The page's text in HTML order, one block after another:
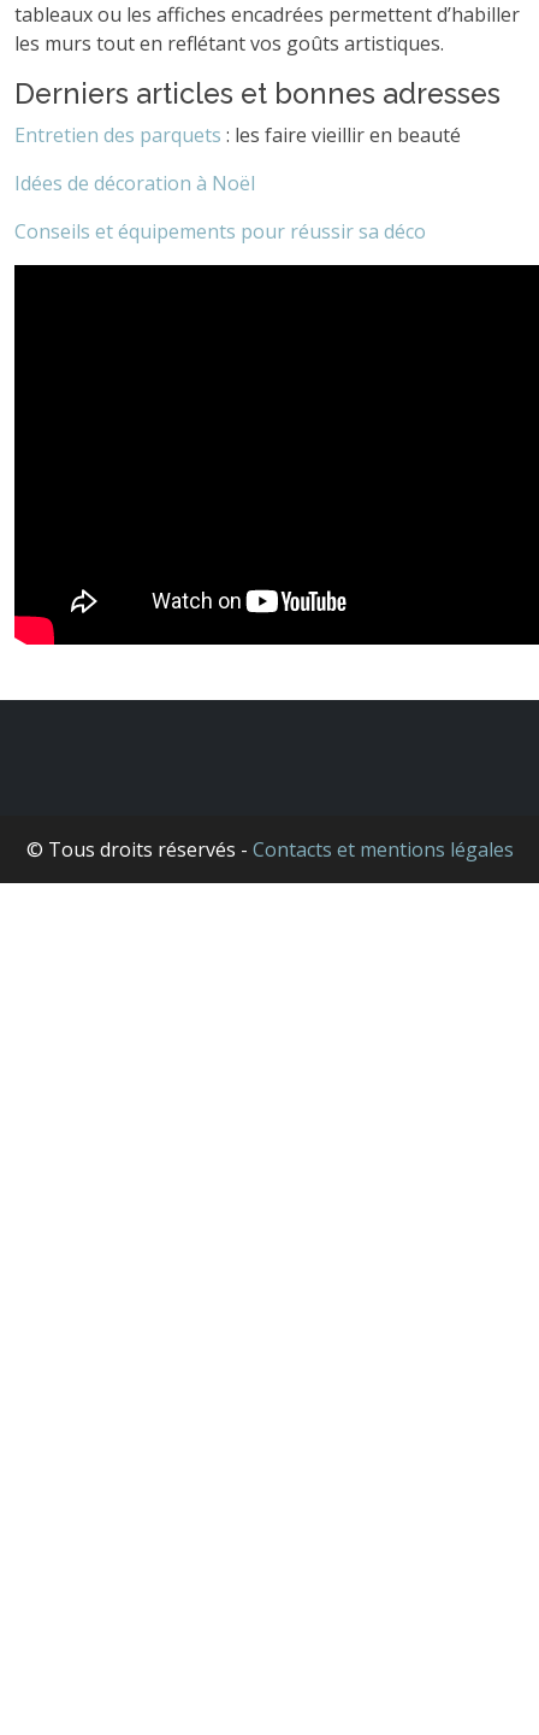
tableaux ou les affiches encadrées permettent d’habiller
les murs tout en reflétant vos goûts artistiques.
Derniers articles et bonnes adresses
Entretien des parquets : les faire vieillir en beauté
Idées de décoration à Noël
Conseils et équipements pour réussir sa déco
© Tous droits réservés - Contacts et mentions légales